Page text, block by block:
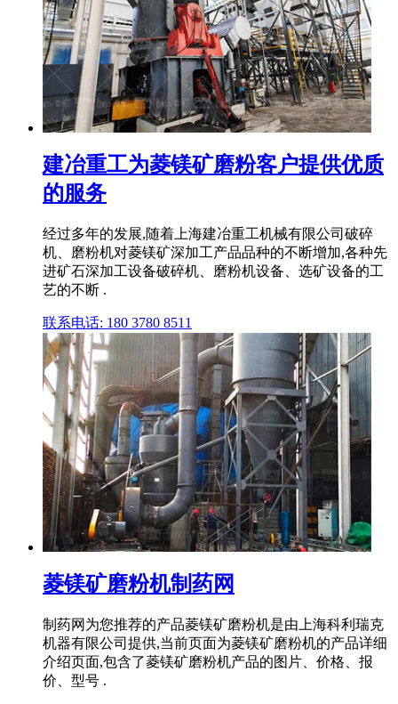
建冶重工为菱镁矿磨粉客户提供优质
的服务
经过多年的发展,随着上海建冶重工机械有限公司破碎
机、磨粉机对菱镁矿深加工产品品种的不断增加,各种先
进矿石深加工设备破碎机、磨粉机设备、选矿设备的工
艺的不断 .
联系电话: 180 3780 8511
菱镁矿磨粉机制药网
制药网为您推荐的产品菱镁矿磨粉机是由上海科利瑞克
机器有限公司提供,当前页面为菱镁矿磨粉机的产品详细
介绍页面,包含了菱镁矿磨粉机产品的图片、价格、报
价、型号 .